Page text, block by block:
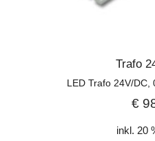
Trafo
LED Trafo 24V/DC,
€
inkl. 20